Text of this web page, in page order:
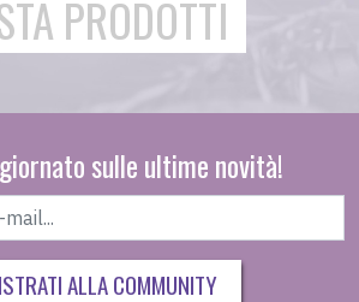
PRODOTTI
sulle ultime novità!
ALLA COMMUNITY